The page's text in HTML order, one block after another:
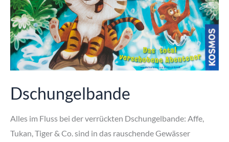
Dschungelbande
Alles im Fluss bei der verrückten Dschungelbande: Affe,
Tukan, Tiger & Co. sind in das rauschende Gewässer